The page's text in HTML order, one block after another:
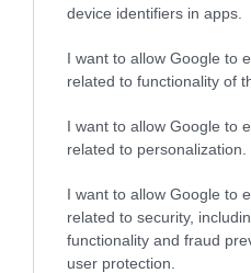
device identifiers in apps.
I want to allow Google to
related to functionality of
I want to allow Google to
related to personalization.
I want to allow Google to
related to security,
functionality and fraud
user protection.
One Teaspoon And All
Die Instantly
292 131